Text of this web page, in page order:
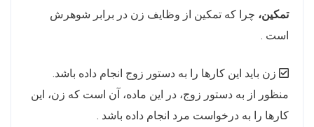
تمکین، چرا که تمکین از وظایف زن در برابر شوهرش
است .
زن باید این کارها را به دستور زوج انجام داده باشد.
منظور از به دستور زوج، در این ماده، آن است که زن، این
کارها را به درخواست مرد انجام داده باشد .